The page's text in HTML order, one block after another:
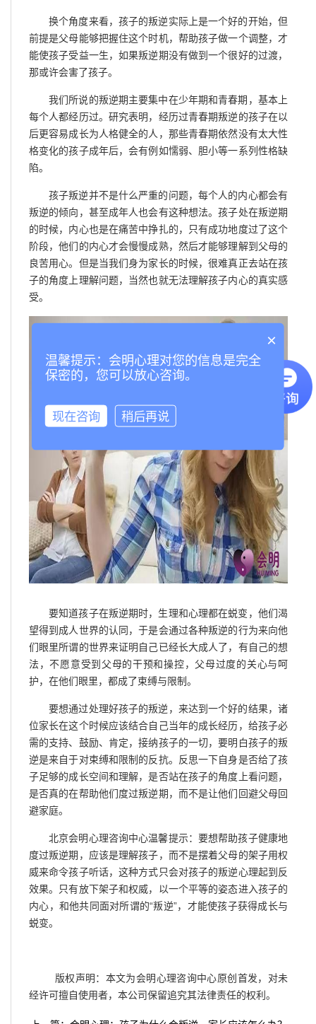
换个角度来看，孩子的叛逆实际上是一个好的开始，但
前提是父母能够把握住这个时机，帮助孩子做一个调整，才
能使孩子受益一生，如果叛逆期没有做到一个很好的过渡，
那或许会害了孩子。
我们所说的叛逆期主要集中在少年期和青春期，基本上
每个人都经历过。研究表明，经历过青春期叛逆的孩子在以
后更容易成长为人格健全的人，那些青春期依然没有太大性
格变化的孩子成年后，会有例如懦弱、胆小等一系列性格缺
陷。
孩子叛逆并不是什么严重的问题，每个人的内心都会有
叛逆的倾向，甚至成年人也会有这种想法。孩子处在叛逆期
的时候，内心也是在痛苦中挣扎的，只有成功地度过了这个
阶段，他们的内心才会慢慢成熟，然后才能够理解到父母的
良苦用心。但是当我们身为家长的时候，很难真正去站在孩
子的角度上理解问题，当然也就无法理解孩子内心的真实感
受。
要知道孩子在叛逆期时，生理和心理都在蜕变，他们渴
望得到成人世界的认同，于是会通过各种叛逆的行为来向他
们眼里所谓的世界来证明自己已经长大成人了，有自己的想
法，不愿意受到父母的干预和操控，父母过度的关心与呵
护，在他们眼里，都成了束缚与限制。
要想通过处理好孩子的叛逆，来达到一个好的结果，诸
位家长在这个时候应该结合自己当年的成长经历，给孩子必
需的支持、鼓励、肯定，接纳孩子的一切，要明白孩子的叛
逆是来自于对束缚和限制的反抗。反思一下自身是否给了孩
子足够的成长空间和理解，是否站在孩子的角度上看问题，
是否真的在帮助他们度过叛逆期，而不是让他们回避父母回
避家庭。
北京会明心理咨询中心温馨提示：要想帮助孩子健康地
度过叛逆期，应该是理解孩子，而不是摆着父母的架子用权
威来命令孩子听话，这种方式只会对孩子的叛逆心理起到反
效果。只有放下架子和权威，以一个平等的姿态进入孩子的
内心，和他共同面对所谓的“叛逆”，才能使孩子获得成长与
蜕变。
版权声明：本文为会明心理咨询中心原创首发，对未
经许可擅自使用者，本公司保留追究其法律责任的权利。
×
温馨提示：会明心理对您的信息是完全
保密的，您可以放心咨询。
现在咨询 稍后再说